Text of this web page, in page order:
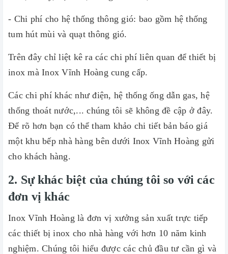
- Chi phí cho hệ thống thông gió: bao gồm hệ thống
tum hút mùi và quạt thông gió.
Trên đây chỉ liệt kê ra các chi phí liên quan để thiết bị
inox mà Inox Vĩnh Hoàng cung cấp.
Các chi phí khác như điện, hệ thống ống dẫn gas, hệ
thống thoát nước,... chúng tôi sẽ không đề cập ở đây.
Để rõ hơn bạn có thể tham khảo chi tiết bản báo giá
một khu bếp nhà hàng bên dưới Inox Vĩnh Hoàng gửi
cho khách hàng.
2. Sự khác biệt của chúng tôi so với các
đơn vị khác
Inox Vĩnh Hoàng là đơn vị xưởng sản xuất trực tiếp
các thiết bị inox cho nhà hàng với hơn 10 năm kinh
nghiệm. Chúng tôi hiểu được các chủ đầu tư cần gì và